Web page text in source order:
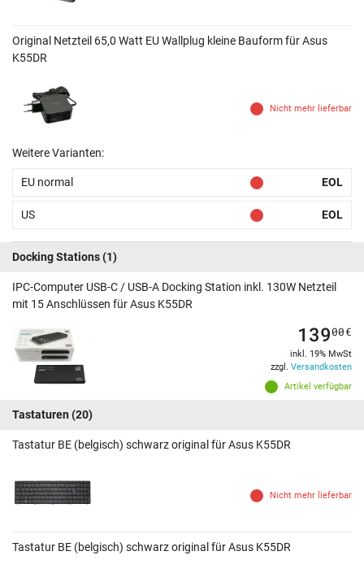
Original Netzteil 65,0 Watt EU Wallplug kleine Bauform für Asus
K55DR
Nicht mehr lieferbar
Weitere Varianten:
EU normal EOL
US EOL
Docking Stations(1)
IPC-Computer USB-C / USB-A Docking Station inkl. 130W Netzteil
mit 15 Anschlüssen für Asus K55DR
Artikel verfügbar
13900€
inkl. 19% MwSt
zzgl. Versandkosten
Tastaturen (20)
Tastatur BE (belgisch) schwarz original für Asus K55DR
Nicht mehr lieferbar
Tastatur BE (belgisch) schwarz original für Asus K55DR